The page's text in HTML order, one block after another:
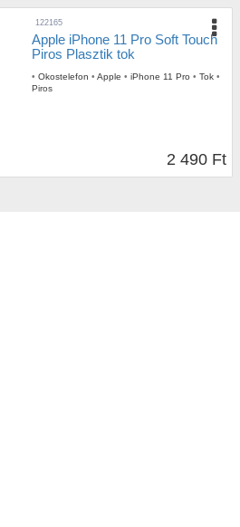
122165
Apple iPhone 11 Pro Soft Touch
Piros Plasztik tok
• Okostelefon • Apple • iPhone 11 Pro • Tok •
Piros
2 490 Ft